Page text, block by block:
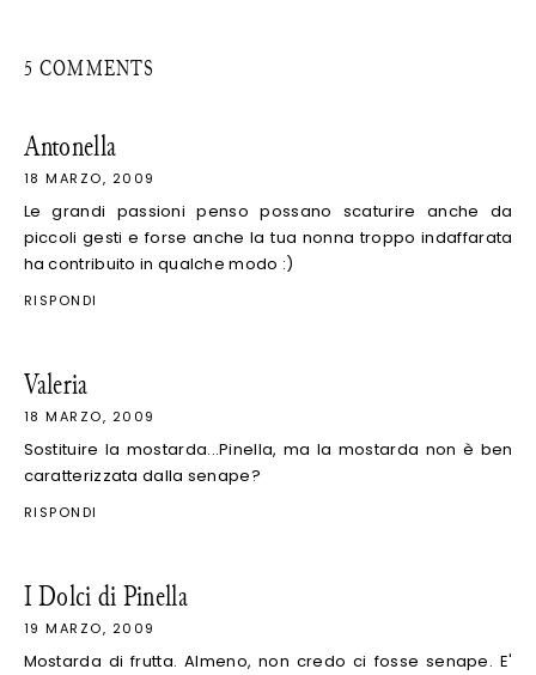
5 COMMENTS
Antonella
18 MARZO, 2009
Le grandi passioni penso possano scaturire anche da
piccoli gesti e forse anche la tua nonna troppo indaffarata
ha contribuito in qualche modo :)
RISPONDI
Valeria
18 MARZO, 2009
Sostituire la mostarda...Pinella, ma la mostarda non è ben
caratterizzata dalla senape?
RISPONDI
I Dolci di Pinella
19 MARZO, 2009
Mostarda di frutta. Almeno, non credo ci fosse senape. E'